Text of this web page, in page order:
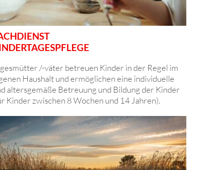
/-väter betreuen Kinder in der Regel im
Haushalt und ermöglichen eine individuelle
altersgemäße Betreuung und Bildung der Kinder
Kinder zwischen 8 Wochen und 14 Jahren).